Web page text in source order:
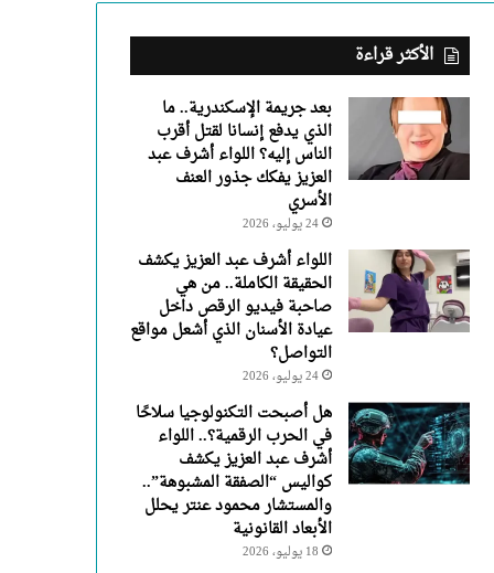
يفكك
جذور
العنف
الأسري
الأكثر قراءة
بعد جريمة الإسكندرية.. ما
الذي يدفع إنسانا لقتل أقرب
الناس إليه؟ اللواء أشرف عبد
العزيز يفكك جذور العنف
الأسري
24 يوليو، 2026
اللواء أشرف عبد العزيز يكشف
الحقيقة الكاملة.. من هي
صاحبة فيديو الرقص داخل
عيادة الأسنان الذي أشعل مواقع
التواصل؟
24 يوليو، 2026
هل أصبحت التكنولوجيا سلاحًا
في الحرب الرقمية؟.. اللواء
أشرف عبد العزيز يكشف
كواليس “الصفقة المشبوهة”..
والمستشار محمود عنتر يحلل
الأبعاد القانونية
18 يوليو، 2026